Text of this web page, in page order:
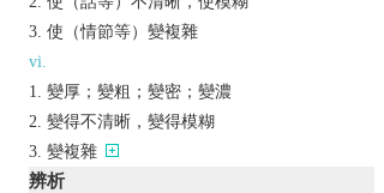
使（情節等）變複雜
vi.
變厚；變粗；變密；變濃
變得不清晰，變得模糊
變複雜
辨析